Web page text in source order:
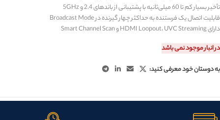
تأخیر بسیار کم تا 60 میلی‌ثانیه با پشتیبانی از باندهای 2.4 و 5GHz
قابلیت اتصال یک فرستنده به حداکثر چهار گیرنده در Broadcast Mode
دارای HDMI Loopout، UVC Streaming و Smart Channel Scan
در انبار موجود نمی باشد
به دوستان خود معرفی کنید: